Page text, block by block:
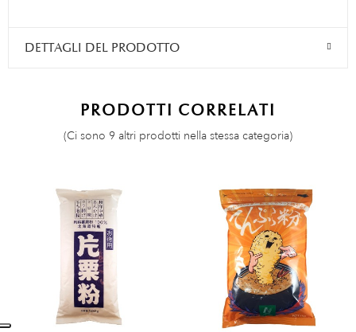
DETTAGLI DEL PRODOTTO
PRODOTTI CORRELATI
(Ci sono 9 altri prodotti nella stessa categoria)